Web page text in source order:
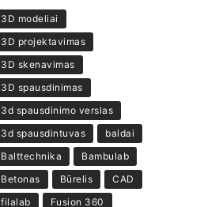
3D modeliai
3D projektavimas
3D skenavimas
3D spausdinimas
3d spausdinimo verslas
3d spausdintuvas
baldai
Balttechnika
Bambulab
Betonas
Būrelis
CAD
filalab
Fusion 360